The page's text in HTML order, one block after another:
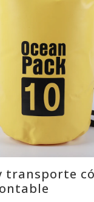
transporte